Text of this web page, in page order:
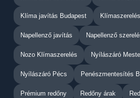
Klíma javítás Budapest
Napellenző javítás Napellenző
Nozo Klímaszerelés Nyílászáró
Nyílászáró Pécs Penészmentesítés
Prémium redőny Redőny árak